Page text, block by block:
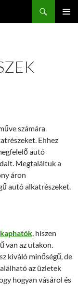
számára
Ehhez
autó
Megtaláltuk a
áron
autó alkatrészeket.
, hiszen
van az utakon.
kiváló minőségű, de
az üzletek
hogyan vásárol és